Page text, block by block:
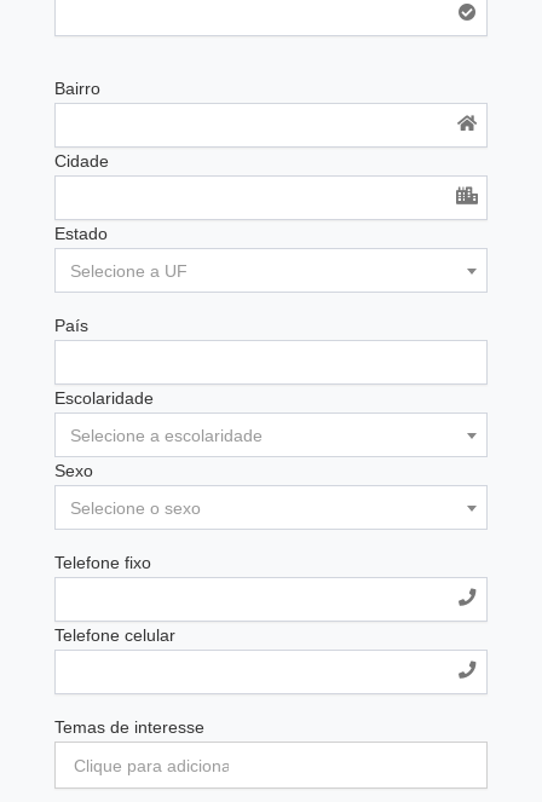
Bairro
Cidade
Estado
Selecione a UF
País
Escolaridade
Selecione a escolaridade
Sexo
Selecione o sexo
Telefone fixo
Telefone celular
Temas de interesse